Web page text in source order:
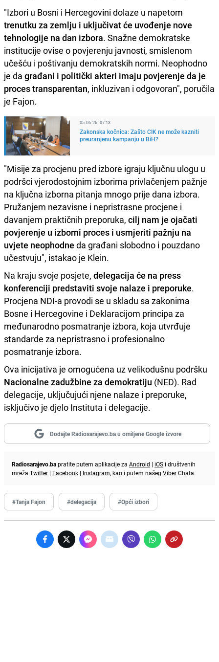
"Izbori u Bosni i Hercegovini dolaze u napetom
trenutku za zemlju i uključivat će uvođenje nove
tehnologije na dan izbora. Snažne demokratske
institucije ovise o povjerenju javnosti, smislenom
učešću i poštivanju demokratskih normi. Neophodno
je da građani i politički akteri imaju povjerenje da je
proces transparentan, inkluzivan i odgovoran", poručila
je Fajon.
05.06.26. 07:13
Zakonska kočnica: Zašto CIK ne može kazniti
preuranjenu kampanju u BiH?
"Misije za procjenu pred izbore igraju ključnu ulogu u
podršci vjerodostojnim izborima privlačenjem pažnje
na ključna izborna pitanja mnogo prije dana izbora.
Pružanjem nezavisne i nepristrasne procjene i
davanjem praktičnih preporuka, cilj nam je ojačati
povjerenje u izborni proces i usmjeriti pažnju na
uvjete neophodne da građani slobodno i pouzdano
učestvuju", istakao je Klein.
Na kraju svoje posjete, delegacija će na press
konferenciji predstaviti svoje nalaze i preporuke.
Procjena NDI-a provodi se u skladu sa zakonima
Bosne i Hercegovine i Deklaracijom principa za
međunarodno posmatranje izbora, koja utvrđuje
standarde za nepristrasno i profesionalno
posmatranje izbora.
Ova inicijativa je omogućena uz velikodušnu podršku
Nacionalne zadužbine za demokratiju (NED). Rad
delegacije, uključujući njene nalaze i preporuke,
isključivo je djelo Instituta i delegacije.
Dodajte Radiosarajevo.ba u omiljene Google izvore
Radiosarajevo.bapratite putem aplikacije za Android | iOS i društvenih
mreža Twitter | Facebook | Instagram, kao i putem našeg ViberChata.
#Tanja Fajon #delegacija #Opći izbori